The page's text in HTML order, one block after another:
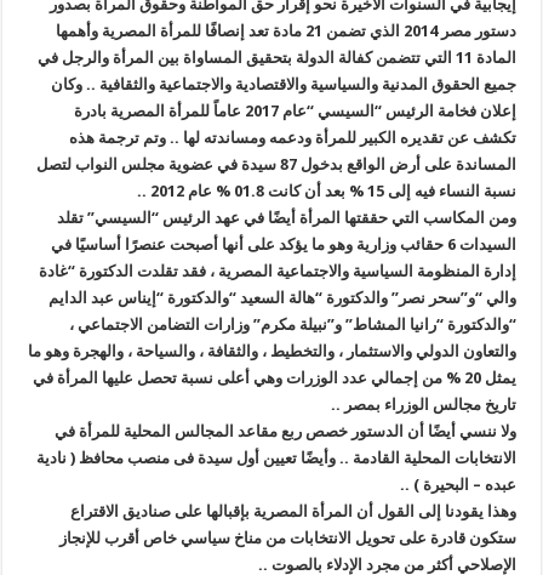
إيجابية في السنوات الأخيرة نحو إقرار حق المواطنة وحقوق المرأة بصدور
دستور مصر 2014 الذي تضمن 21 مادة تعد إنصافًا للمرأة المصرية وأهمها
المادة 11 التي تتضمن كفالة الدولة بتحقيق المساواة بين المرأة والرجل في
جميع الحقوق المدنية والسياسية والاقتصادية والاجتماعية والثقافية .. وكان
إعلان فخامة الرئيس “السيسي “عام 2017 عاماً للمرأة المصرية بادرة
تكشف عن تقديره الكبير للمرأة ودعمه ومساندته لها .. وتم ترجمة هذه
المساندة على أرض الواقع بدخول 87 سيدة في عضوية مجلس النواب لتصل
نسبة النساء فيه إلى 15 % بعد أن كانت 01.8 % عام 2012 ..
ومن المكاسب التي حققتها المرأة أيضًا في عهد الرئيس “السيسي” تقلد
السيدات 6 حقائب وزارية وهو ما يؤكد على أنها أصبحت عنصرًا أساسيًا في
إدارة المنظومة السياسية والاجتماعية المصرية ، فقد تقلدت الدكتورة “غادة
والي “و”سحر نصر” والدكتورة “هالة السعيد “والدكتورة “إيناس عبد الدايم
“والدكتورة “رانيا المشاط” و”نبيلة مكرم” وزارات التضامن الاجتماعي ،
والتعاون الدولي والاستثمار ، والتخطيط ، والثقافة ، والسياحة ، والهجرة وهو ما
يمثل 20 % من إجمالي عدد الوزرات وهي أعلى نسبة تحصل عليها المرأة في
تاريخ مجالس الوزراء بمصر ..
ولا ننسي أيضًا أن الدستور خصص ربع مقاعد المجالس المحلية للمرأة في
الانتخابات المحلية القادمة .. وأيضًا تعيين أول سيدة فى منصب محافظ ( نادية
عبده – البحيرة ) ..
وهذا يقودنا إلى القول أن المرأة المصرية بإقبالها على صناديق الاقتراع
ستكون قادرة على تحويل الانتخابات من مناخ سياسي خاص أقرب للإنجاز
الإصلاحي أكثر من مجرد الإدلاء بالصوت ..